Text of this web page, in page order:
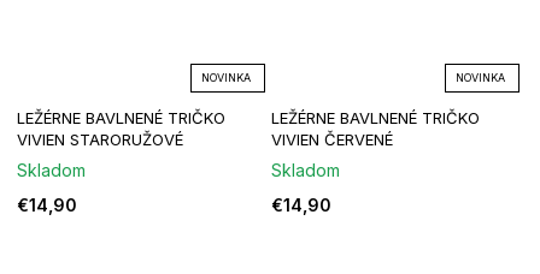
NOVINKA
LEŽÉRNE BAVLNENÉ TRIČKO
VIVIEN STARORUŽOVÉ
Skladom
€14,90
NOVINKA
LEŽÉRNE BAVLNENÉ TRIČKO
VIVIEN ČERVENÉ
Skladom
€14,90